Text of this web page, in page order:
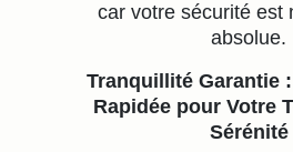
car votre sécurité est
absolue.
Tranquillité Garantie
Rapidée pour Votre
Sérénité